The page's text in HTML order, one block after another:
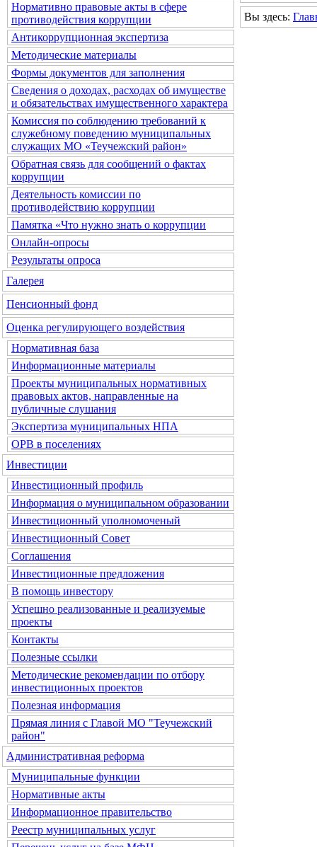
Нормативно правовые акты в сфере
противодействия коррупции
Антикоррупционная экспертиза
Методические материалы
Формы документов для заполнения
Сведения о доходах, расходах об имуществе
и обязательствах имущественного характера
Комиссия по соблюдению требований к
служебному поведению муниципальных
служащих МО «Теучежский район»
Обратная связь для сообщений о фактах
коррупции
Деятельность комиссии по
противодействию коррупции
Памятка «Что нужно знать о коррупции
Онлайн-опросы
Результаты опроса
Галерея
Пенсионный фонд
Оценка регулирующего воздействия
Нормативная база
Информационные материалы
Проекты муниципальных нормативных
правовых актов, направленные на
публичные слушания
Экспертиза муниципальных НПА
ОРВ в поселениях
Инвестиции
Инвестиционный профиль
Информация о муниципальном образовании
Инвестиционный уполномоченый
Инвестиционный Совет
Соглашения
Инвестиционные предложения
В помощь инвестору
Успешно реализованные и реализуемые
проекты
Контакты
Полезные ссылки
Методические рекомендации по отбору
инвестиционных проектов
Полезная информация
Прямая линия с Главой МО "Теучежский
район"
Административная реформа
Муниципальные функции
Нормативные акты
Информационное правительство
Реестр муниципальных услуг
Вы здесь: